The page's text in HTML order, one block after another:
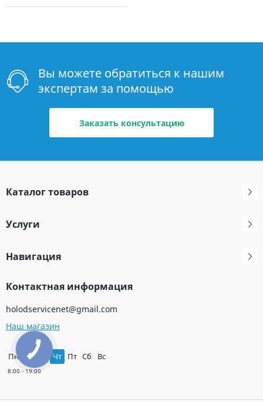
Вы можете обратиться к нашим
экспертам за помощью
Заказать консультацию
Каталог товаров
Услуги
Навигация
Контактная информация
holodservicenet@gmail.com
Наш магазин
Пн Вт Чт Пт Сб Вс